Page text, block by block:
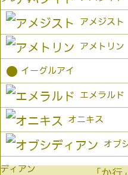
アメジスト
アメトリン
● イーグルアイ
エメラルド
オニキス
オブ
ディアン